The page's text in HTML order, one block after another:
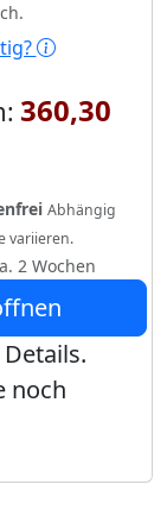
360,30
Abhängig
variieren.
2 Wochen
noch